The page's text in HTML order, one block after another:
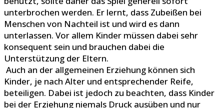
unterbrochen werden. Er lernt, dass Zubeißen bei
Menschen von Nachteil ist und wird es dann
unterlassen. Vor allem Kinder müssen dabei sehr
konsequent sein und brauchen dabei die
Unterstützung der Eltern.
Auch an der allgemeinen Erziehung können sich
Kinder, je nach Alter und entsprechender Reife,
beteiligen. Dabei ist jedoch zu beachten, dass Kinder
bei der Erziehung niemals Druck ausüben und nur